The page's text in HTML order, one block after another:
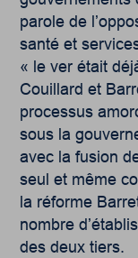
parole de
santé et
« le ver était
Couillard et
processus
sous la
avec la fusion
seul et même
la réforme
nombre
des deux tiers.